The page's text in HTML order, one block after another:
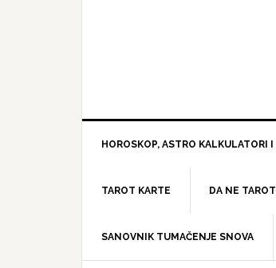
HOROSKOP, ASTRO KALKULATORI
TAROT KARTE DA NE
SANOVNIK TUMAČENJE SNOVA